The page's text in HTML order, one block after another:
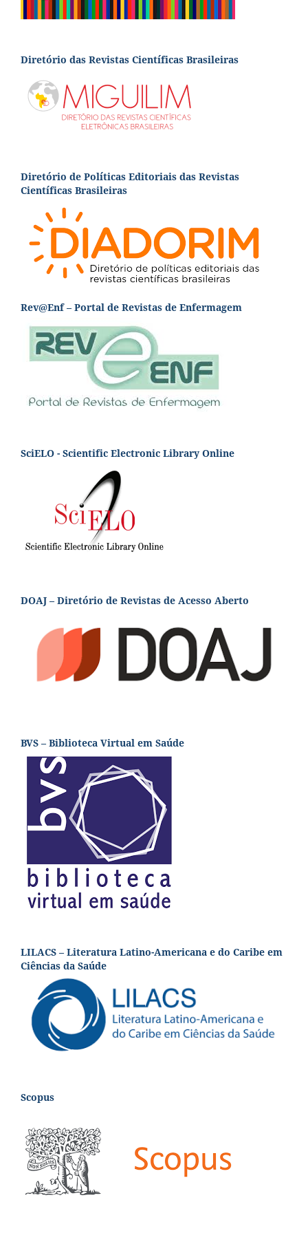
Diretório das Revistas Científicas Brasileiras
Diretório de Políticas Editoriais das Revistas
Científicas Brasileiras
Rev@Enf – Portal de Revistas de Enfermagem
SciELO - Scientific Electronic Library Online
DOAJ – Diretório de Revistas de Acesso Aberto
BVS – Biblioteca Virtual em Saúde
LILACS – Literatura Latino-Americana e do Caribe em
Ciências da Saúde
Scopus